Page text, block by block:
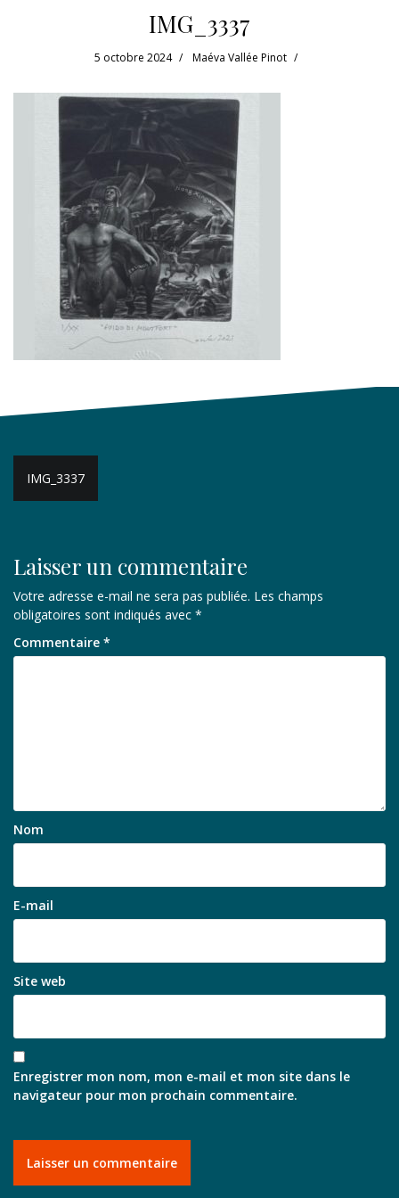
IMG_3337
5 octobre 2024 Maéva Vallée Pinot
Navigation
de
IMG_3337
Laisser un commentaire
Votre adresse e-mail ne sera pas publiée. Les champs
obligatoires sont indiqués avec *
Commentaire *
Nom
E-mail
Site web
Enregistrer mon nom, mon e-mail et mon site dans le
navigateur pour mon prochain commentaire.